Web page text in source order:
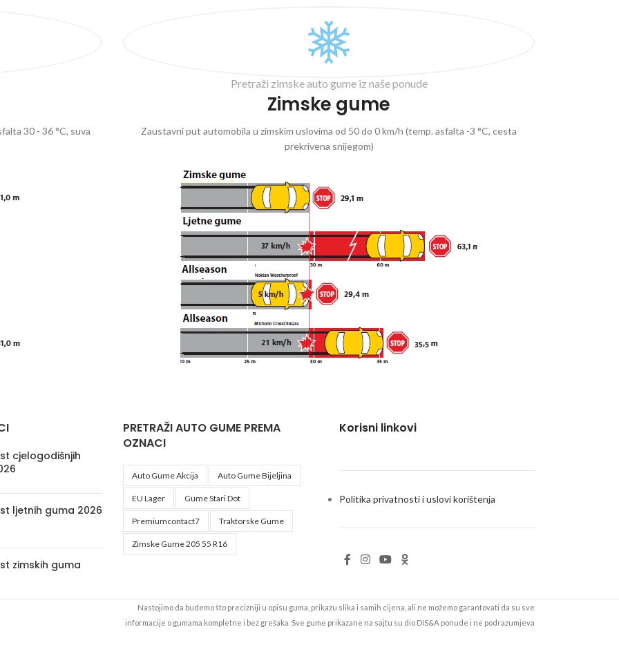
30 - 36 °C, suva
Pretraži zimske auto gume iz naše ponude
Zimske gume
Zaustavni put automobila u zimskim uslovima od 50 do 0 km/h (temp. asfalta -3 °C, cesta
prekrivena snijegom)
cjelogodišnjih
ljetnih guma 2026
zimskih guma
PRETRAŽI AUTO GUME PREMA
OZNACI
Auto Gume Akcija Auto Gume Bijeljina
EU Lager Gume Stari Dot
Premiumcontact7 Traktorske Gume
Zimske Gume 205 55 R16
Korisni linkovi
Politika privatnosti i uslovi korištenja
Nastojimo da budemo što precizniji u opisu guma, prikazu slika i samih cijena, ali ne možemo garantovati da su sve
informacije o gumama kompletne i bez grešaka. Sve gume prikazane na sajtu su dio DIS&A ponude i ne podrazumjeva